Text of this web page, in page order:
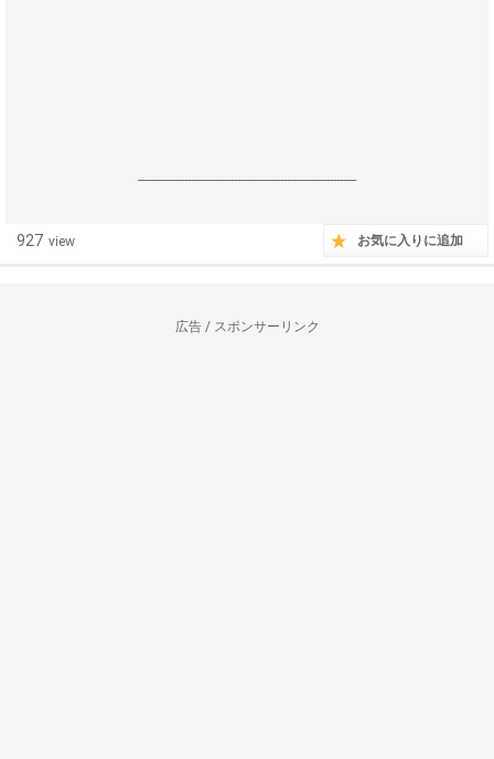
------------------------------------------------------------------
927 view お気に入りに追加
広告 / スポンサーリンク